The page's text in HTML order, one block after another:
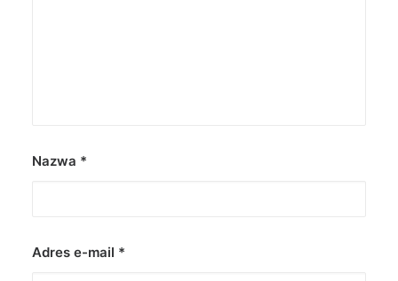
Nazwa *
Adres e-mail *